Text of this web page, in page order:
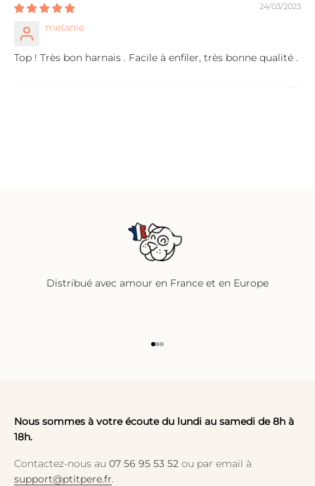
24/03/2023
melanie
Top ! Très bon harnais . Facile à enfiler, très bonne qualité .
Distribué avec amour en France et en Europe
Nous sommes à votre écoute du lundi au samedi de 8h à
18h.
Contactez-nous au 07 56 95 53 52 ou par email à
support@ptitpere.fr.